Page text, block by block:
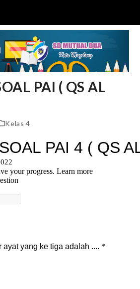
PAI ( QS AL
Kelas 4